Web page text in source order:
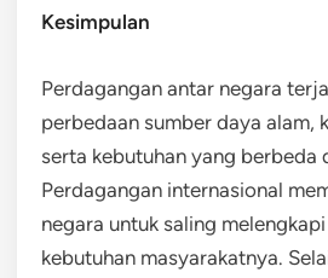
Kesimpulan
Perdagangan antar negara
perbedaan sumber daya alam,
serta kebutuhan yang berbeda
Perdagangan internasional
negara untuk saling
kebutuhan masyarakatnya.